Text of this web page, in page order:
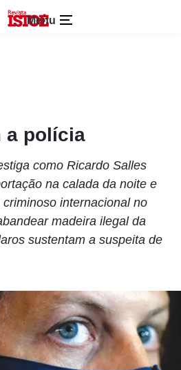
Menu
a polícia
como Ricardo Salles
na calada da noite e
internacional no
madeira ilegal da
sustentam a suspeita de